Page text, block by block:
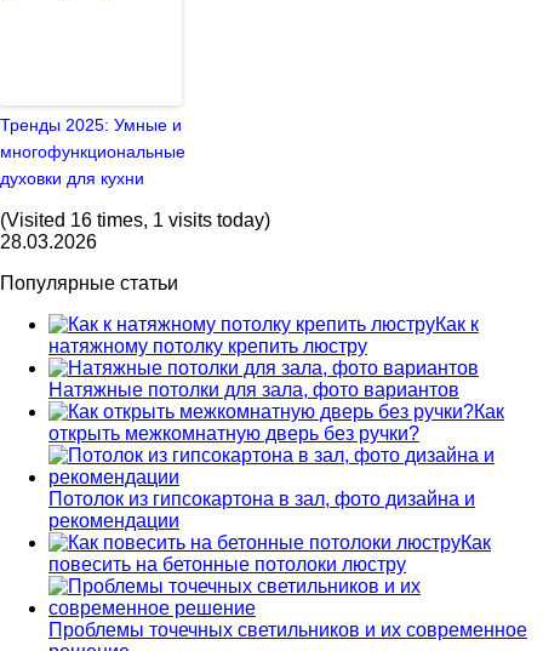
Тренды 2025: Умные и
многофункциональные
духовки для кухни
(Visited 16 times, 1 visits today)
28.03.2026
Популярные статьи
Как к
натяжному потолку крепить люстру
Натяжные потолки для зала, фото вариантов
Как
открыть межкомнатную дверь без ручки?
Потолок из гипсокартона в зал, фото дизайна и
рекомендации
Как
повесить на бетонные потолоки люстру
Проблемы точечных светильников и их современное